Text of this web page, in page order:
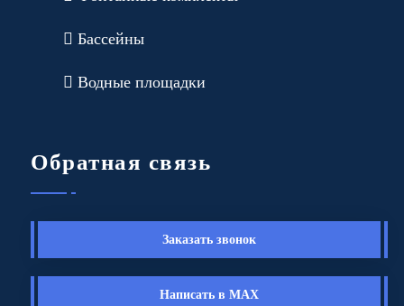
Бассейны
Водные площадки
Обратная связь
Заказать звонок
Написать в MAX